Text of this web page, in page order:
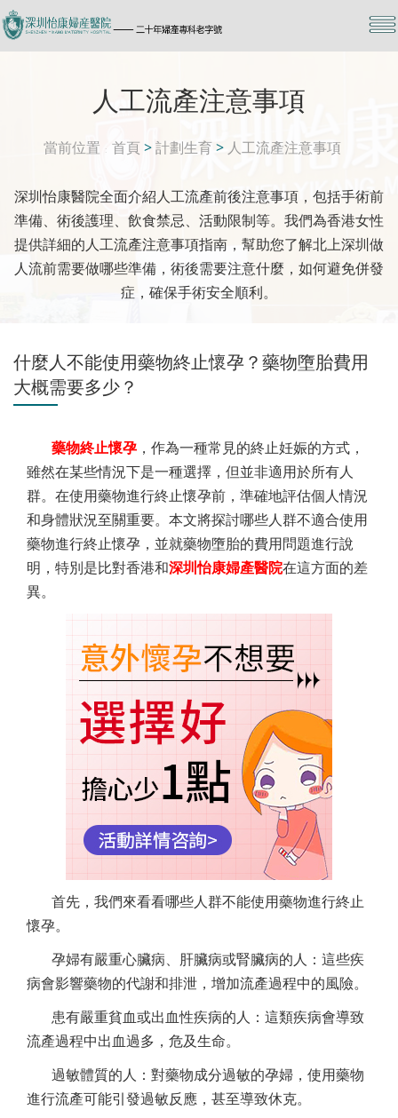
人工流產注意事項
當前位置 首頁 >計劃生育> 人工流產注意事項
深圳怡康醫院全面介紹人工流產前後注意事項，包括手術前
準備、術後護理、飲食禁忌、活動限制等。我們為香港女性
提供詳細的人工流產注意事項指南，幫助您了解北上深圳做
人流前需要做哪些準備，術後需要注意什麼，如何避免併發
症，確保手術安全順利。
什麼人不能使用藥物終止懷孕？藥物墮胎費用
大概需要多少？
藥物終止懷孕 ，作為一種常見的終止妊娠的方式，
雖然在某些情況下是一種選擇，但並非適用於所有人
群。在使用藥物進行終止懷孕前，準確地評估個人情況
和身體狀況至關重要。本文將探討哪些人群不適合使用
藥物進行終止懷孕，並就藥物墮胎的費用問題進行說
明，特別是比對香港和深圳怡康婦產醫院在這方面的差
異。
首先，我們來看看哪些人群不能使用藥物進行終止
懷孕。
孕婦有嚴重心臟病、肝臟病或腎臟病的人：這些疾
病會影響藥物的代謝和排泄，增加流產過程中的風險。
患有嚴重貧血或出血性疾病的人：這類疾病會導致
流產過程中出血過多，危及生命。
過敏體質的人：對藥物成分過敏的孕婦，使用藥物
進行流產可能引發過敏反應，甚至導致休克。